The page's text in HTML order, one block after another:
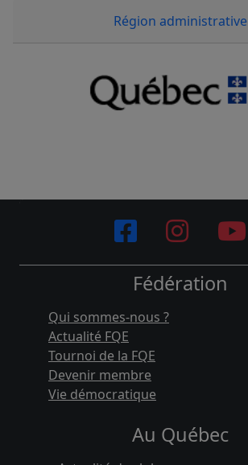
Région administrative
Fédération
Qui sommes-nous ?
Actualité FQE
Tournoi de la FQE
Devenir membre
Vie démocratique
Au Québec